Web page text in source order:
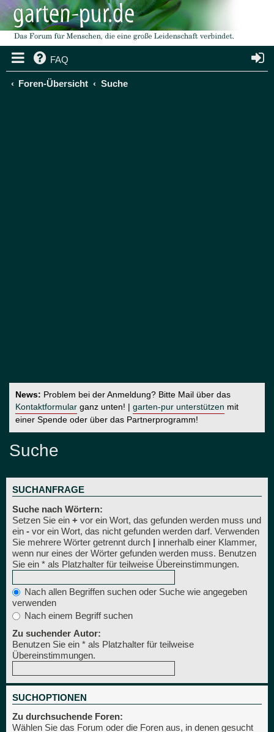
FAQ
Foren-Übersicht Suche
News: Problem bei der Anmeldung? Bitte Mail über das
Kontaktformular ganz unten! | garten-pur unterstützen mit
einer Spende oder über das Partnerprogramm!
Suche
SUCHANFRAGE
Suche nach Wörtern:
Setzen Sie ein + vor ein Wort, das gefunden werden muss und
ein - vor ein Wort, das nicht gefunden werden darf. Verwenden
Sie mehrere Wörter getrennt durch | innerhalb einer Klammer,
wenn nur eines der Wörter gefunden werden muss. Benutzen
Sie ein * als Platzhalter für teilweise Übereinstimmungen.
Nach allen Begriffen suchen oder Suche wie angegeben
verwenden
Nach einem Begriff suchen
Zu suchender Autor:
Benutzen Sie ein * als Platzhalter für teilweise
Übereinstimmungen.
SUCHOPTIONEN
Zu durchsuchende Foren:
Wählen Sie das Forum oder die Foren aus, in denen gesucht